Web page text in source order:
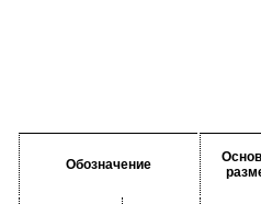
Обозначение